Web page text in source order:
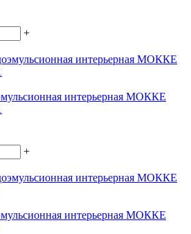
+
интерьерная МОККЕ
+
интерьерная МОККЕ